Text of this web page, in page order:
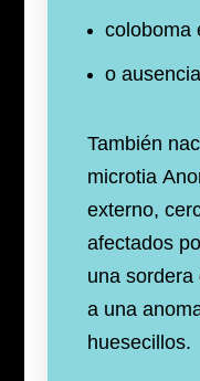
coloboma
o
También
microtia
externo,
afectados
una sordera
a una
huesecillos.